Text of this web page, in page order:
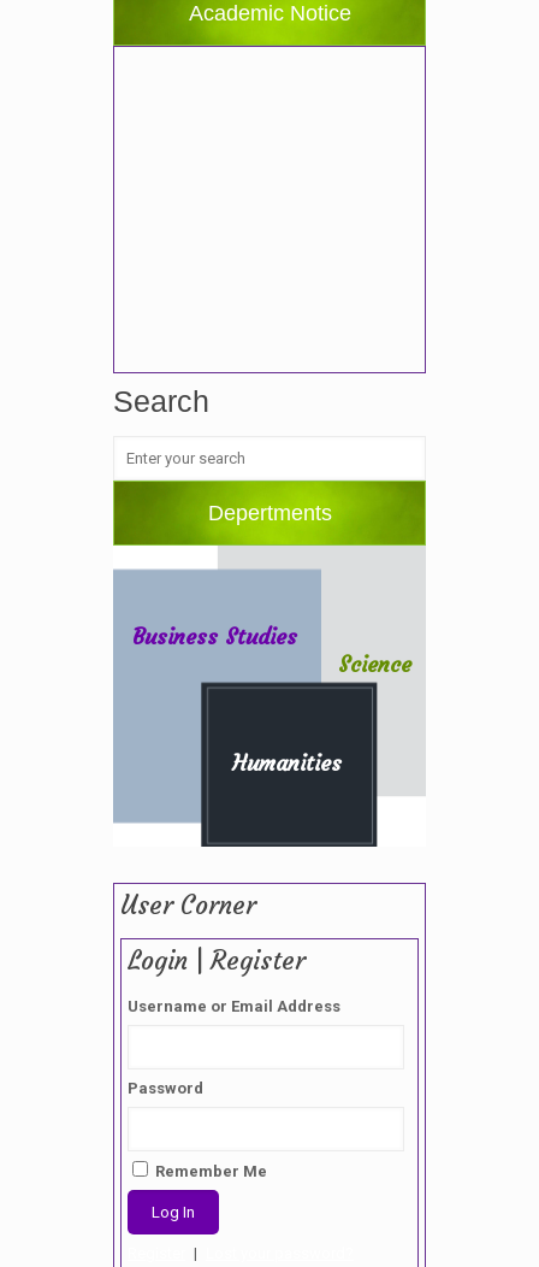
Academic Notice
Search
Depertments
Humanities
Business Studies
Science
User Corner
Login | Register
Username or Email Address
Password
Remember Me
|